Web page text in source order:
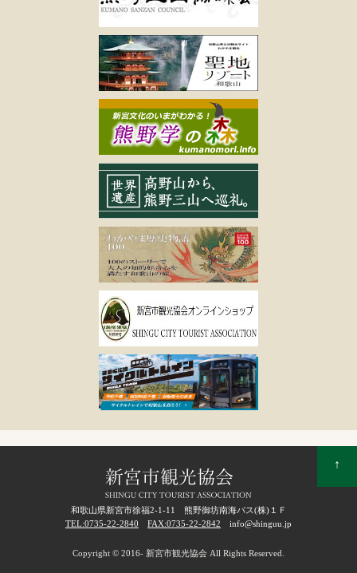
↑
和歌山県新宮市徐福2-1-11 熊野御坊南海バス(株)１Ｆ
TEL:0735-22-2840
FAX:0735-22-2842 info@shinguu.jp
Copyright © 2016- 新宮市観光協会 All Rights Reserved.